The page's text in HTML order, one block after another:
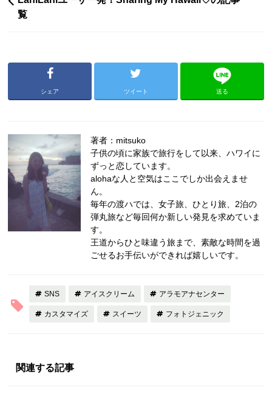
覧
シェア ツイート 送る
著者：mitsuko
子供の頃に家族で旅行をして以来、ハワイに
ずっと恋しています。
alohaな人と空気はここでしか出会えませ
ん。
毎年の渡ハでは、女子旅、ひとり旅、2泊の
弾丸旅など毎回何か新しい発見を求めていま
す。
王道からひと味違う旅まで、素敵な時間を過
ごせるお手伝いができれば嬉しいです。
SNS アイスクリーム アラモアナセンター
カスタマイズ スイーツ フォトジェニック
関連する記事